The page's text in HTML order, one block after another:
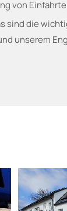
von
die
unserem